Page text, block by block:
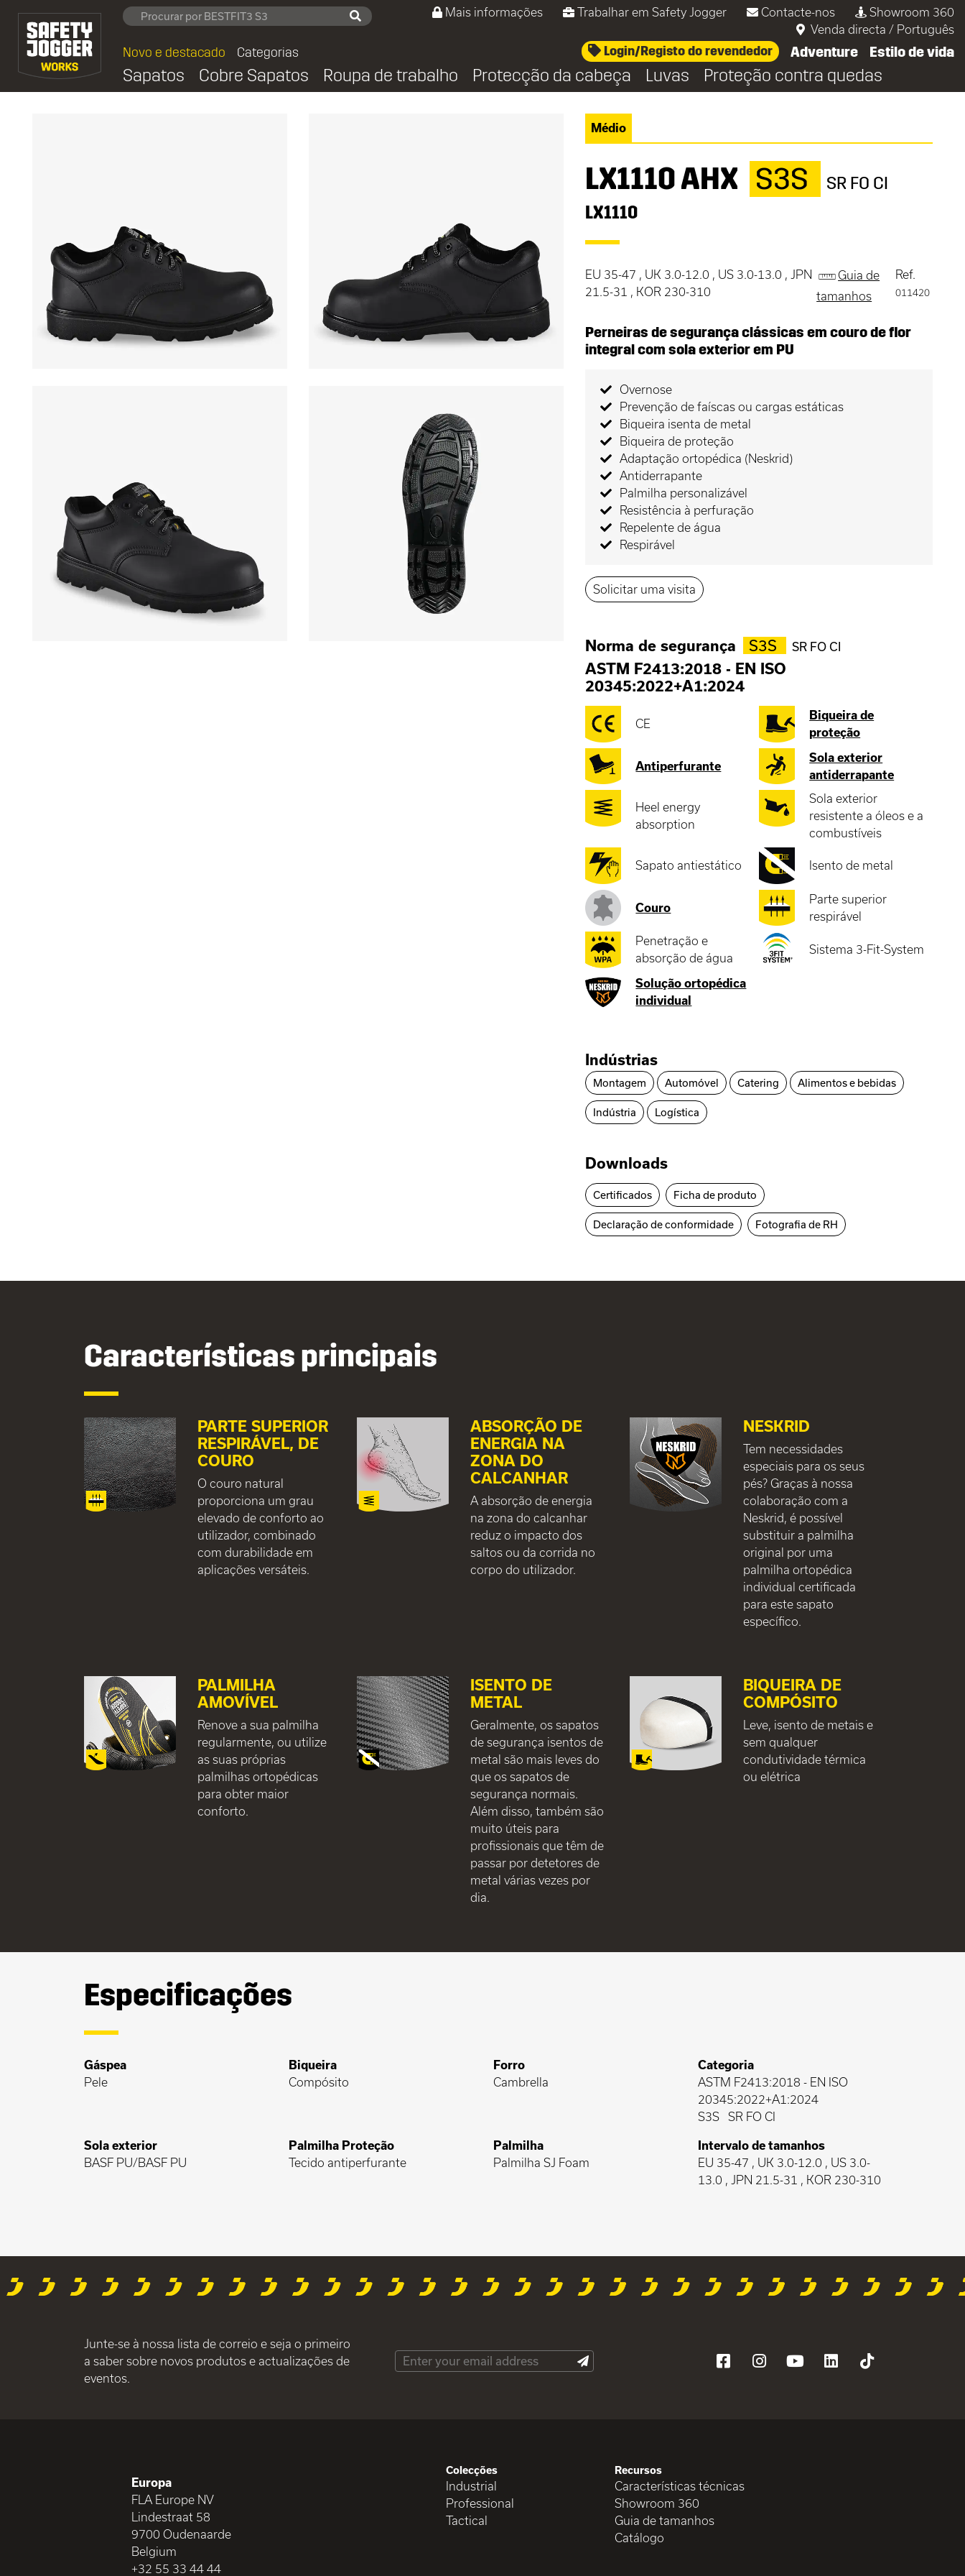
Mais informações Trabalhar em Safety Jogger Contacte-nos
Showroom 360
Venda directa / Português
Novo e destacado Categorias Login/Registo do revendedor Adventure Estilo de vida
Sapatos Cobre Sapatos Roupa de trabalho Protecção da cabeça Luvas Proteção contra quedas
Médio
LX1110 AHX S3S
SR FO CI
LX1110
EU 35-47 , UK 3.0-12.0 , US 3.0-13.0 , JPN
21.5-31 , KOR 230-310
Guia de
tamanhos
Ref.
011420
Perneiras de segurança clássicas em couro de flor
integral com sola exterior em PU
Overnose
Prevenção de faíscas ou cargas estáticas
Biqueira isenta de metal
Biqueira de proteção
Adaptação ortopédica (Neskrid)
Antiderrapante
Palmilha personalizável
Resistência à perfuração
Repelente de água
Respirável
Solicitar uma visita
Norma de segurança S3S SR FO CI
ASTM F2413:2018 - EN ISO
20345:2022+A1:2024
CE
Biqueira de
proteção
Antiperfurante
Sola exterior
antiderrapante
Heel energy
absorption
Sola exterior
resistente a óleos e a
combustíveis
Sapato antiestático Isento de metal
Couro
Parte superior
respirável
Penetração e
absorção de água
Sistema 3-Fit-System
Solução ortopédica
individual
Indústrias
Montagem Automóvel Catering Alimentos e bebidas
Indústria Logística
Downloads
Certificados Ficha de produto
Declaração de conformidade Fotografia de RH
Características principais
PARTE SUPERIOR
RESPIRÁVEL, DE
COURO
O couro natural
proporciona um grau
elevado de conforto ao
utilizador, combinado
com durabilidade em
aplicações versáteis.
ABSORÇÃO DE
ENERGIA NA
ZONA DO
CALCANHAR
A absorção de energia
na zona do calcanhar
reduz o impacto dos
saltos ou da corrida no
corpo do utilizador.
NESKRID
Tem necessidades
especiais para os seus
pés? Graças à nossa
colaboração com a
Neskrid, é possível
substituir a palmilha
original por uma
palmilha ortopédica
individual certificada
para este sapato
específico.
PALMILHA
AMOVÍVEL
Renove a sua palmilha
regularmente, ou utilize
as suas próprias
palmilhas ortopédicas
para obter maior
conforto.
ISENTO DE
METAL
Geralmente, os sapatos
de segurança isentos de
metal são mais leves do
que os sapatos de
segurança normais.
Além disso, também são
muito úteis para
profissionais que têm de
passar por detetores de
metal várias vezes por
dia.
BIQUEIRA DE
COMPÓSITO
Leve, isento de metais e
sem qualquer
condutividade térmica
ou elétrica
Especificações
Gáspea
Pele
Biqueira
Compósito
Forro
Cambrella
Categoria
ASTM F2413:2018 - EN ISO
20345:2022+A1:2024
S3S
SR FO CI
Sola exterior
BASF PU/BASF PU
Palmilha Proteção
Tecido antiperfurante
Palmilha
Palmilha SJ Foam
Intervalo de tamanhos
EU 35-47 , UK 3.0-12.0 , US 3.0-
13.0 , JPN 21.5-31 , KOR 230-310
Junte-se à nossa lista de correio e seja o primeiro
a saber sobre novos produtos e actualizações de
eventos.
Europa
FLA Europe NV
Lindestraat 58
9700 Oudenaarde
Belgium
+32 55 33 44 44
Colecções
Industrial
Professional
Tactical
Recursos
Características técnicas
Showroom 360
Guia de tamanhos
Catálogo